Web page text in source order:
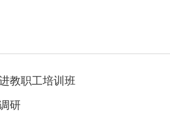
教职工培训班
研